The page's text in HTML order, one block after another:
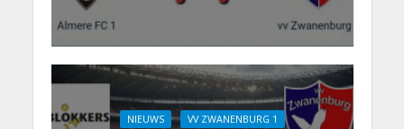
NIEUWS VV ZWANENBURG 1